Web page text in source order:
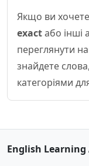
Якщо ви
exactабо інші
переглянути
знайдете
категоріями
English Learning